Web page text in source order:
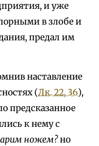
и уже
в злобе и
предал им
наставление
(Лк. 22, 36),
предсказанное
к нему с
ножем?но